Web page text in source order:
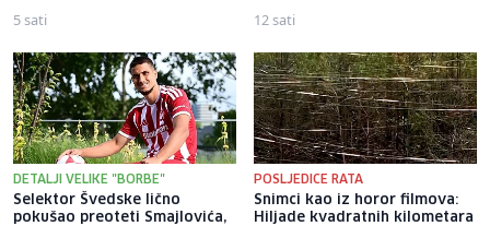
5 sati 12 sati
DETALJI VELIKE "BORBE"
Selektor Švedske lično
pokušao preoteti Smajlovića,
POSLJEDICE RATA
Snimci kao iz horor filmova:
Hiljade kvadratnih kilometara